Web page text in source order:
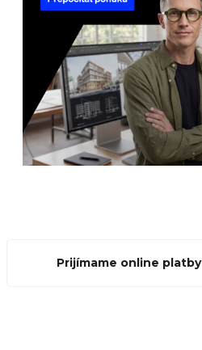
Prijímame online platby